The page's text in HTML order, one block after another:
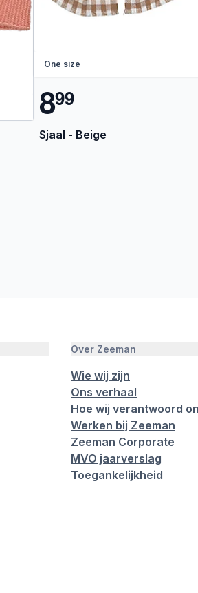
One size
899
Sjaal - Beige
Over Zeeman
Wie wij zijn
Ons verhaal
Hoe wij verantwoord
Werken bij Zeeman
Zeeman Corporate
MVO jaarverslag
Toegankelijkheid